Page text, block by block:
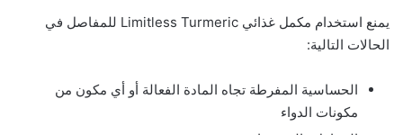
يمنع استخدام مكمل غذائي Limitless Turmeric للمفاصل في
الحالات التالية:
الحساسية المفرطة تجاه المادة الفعالة أو أي مكون من
مكونات الدواء